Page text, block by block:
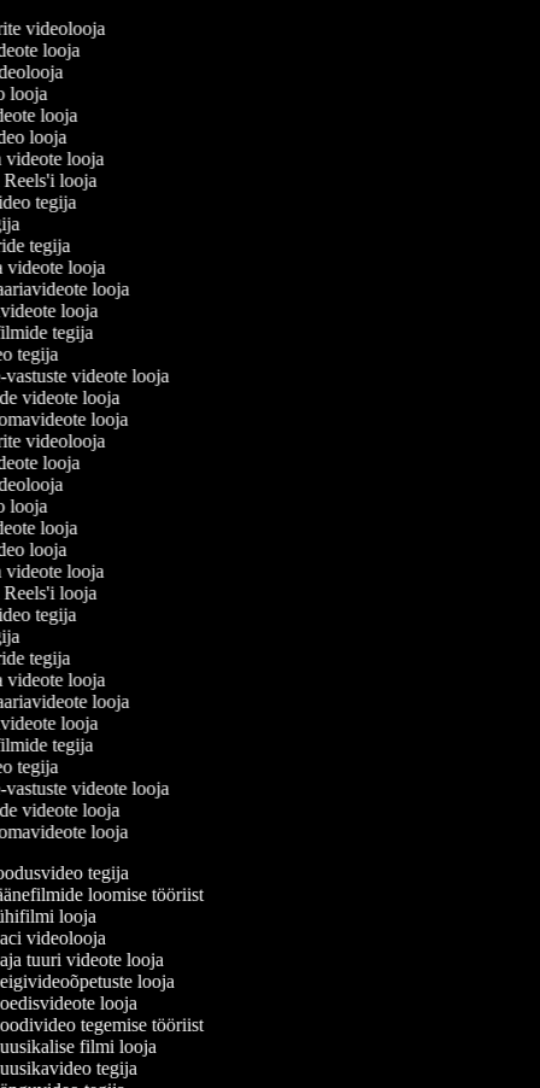
videolooja
looja
looja
looja
looja
videote looja
Reels'i looja
tegija
tegija
videote looja
looja
looja
tegija
tegija
vastuste videote looja
videote looja
looja
videolooja
looja
looja
looja
looja
videote looja
Reels'i looja
tegija
tegija
videote looja
looja
looja
tegija
tegija
vastuste videote looja
videote looja
looja
tegija
loomise tööriist
looja
videolooja
tuuri videote looja
looja
looja
tegemise tööriist
filmi looja
tegija